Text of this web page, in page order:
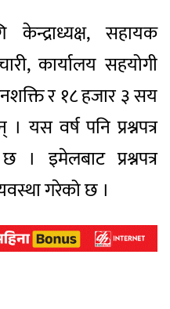
केन्द्राध्यक्ष, सहायक
कार्यालय सहयोगी
र १८ हजार ३ सय
यस वर्ष पनि प्रश्नपत्र
। इमेलबाट प्रश्नपत्र
गरेको छ ।